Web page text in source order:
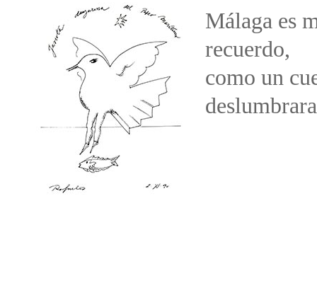
Málaga es
recuerdo,
como un